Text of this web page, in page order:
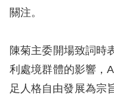
申
訴
關注。
陳菊主委開場致詞時
利處境群體的影響，
足人格自由發展為宗